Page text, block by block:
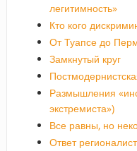
легитимность»
Кто кого
От Туапсе до
Замкнутый круг
Размышления
экстремиста»)
Все равны, но
Ответ